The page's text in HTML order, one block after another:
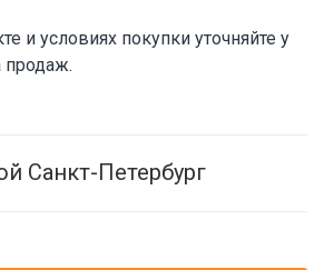
и условиях покупки уточняйте у
продаж.
Санкт-Петербург